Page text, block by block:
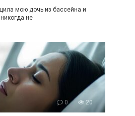
мою дочь из бассейна и
не
0 20